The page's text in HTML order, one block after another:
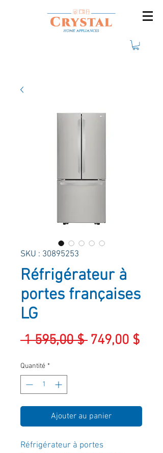
SKU : 30895253
Réfrigérateur à
portes françaises
LG
1 595,00 $ Prix
749,00 $Prix
Quantité *
Ajouter au panier
Réfrigérateur à portes